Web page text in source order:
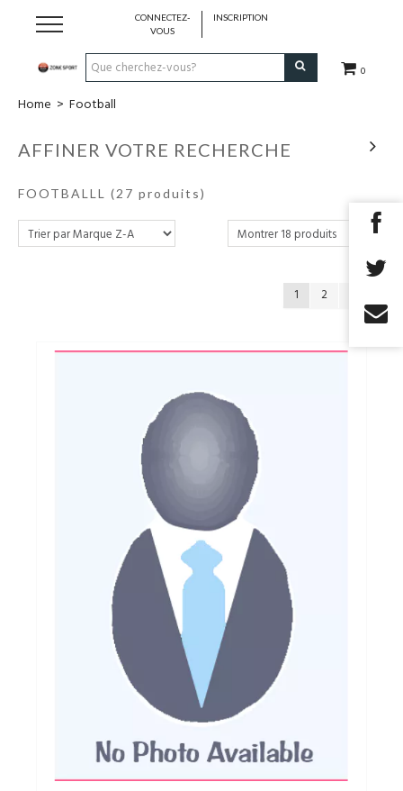
0
CONNECTEZ-
VOUS
INSCRIPTION
Running & Trail
Randonnée
Basket
Chèques Cadeaux
Home > Football
AFFINER VOTRE RECHERCHE
FOOTBALLL (27 produits)
1 2